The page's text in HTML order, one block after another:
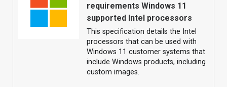
requirements Windows 11
supported Intel processors
This specification details the Intel
processors that can be used with
Windows 11 customer systems that
include Windows products, including
custom images.